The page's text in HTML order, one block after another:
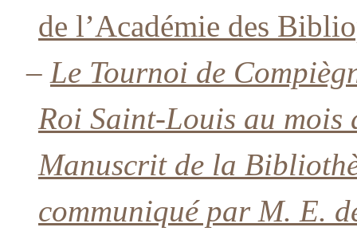
de l’Académie des
– Le Tournoi de
Roi Saint-Louis au mois
Manuscrit de la
communiqué par M. E.